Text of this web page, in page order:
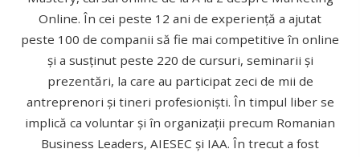
Online. În cei peste 12 ani de experiență a ajutat
peste 100 de companii să fie mai competitive în online
și a susținut peste 220 de cursuri, seminarii și
prezentări, la care au participat zeci de mii de
antreprenori și tineri profesioniști. În timpul liber se
implică ca voluntar și în organizații precum Romanian
Business Leaders, AIESEC și IAA. În trecut a fost